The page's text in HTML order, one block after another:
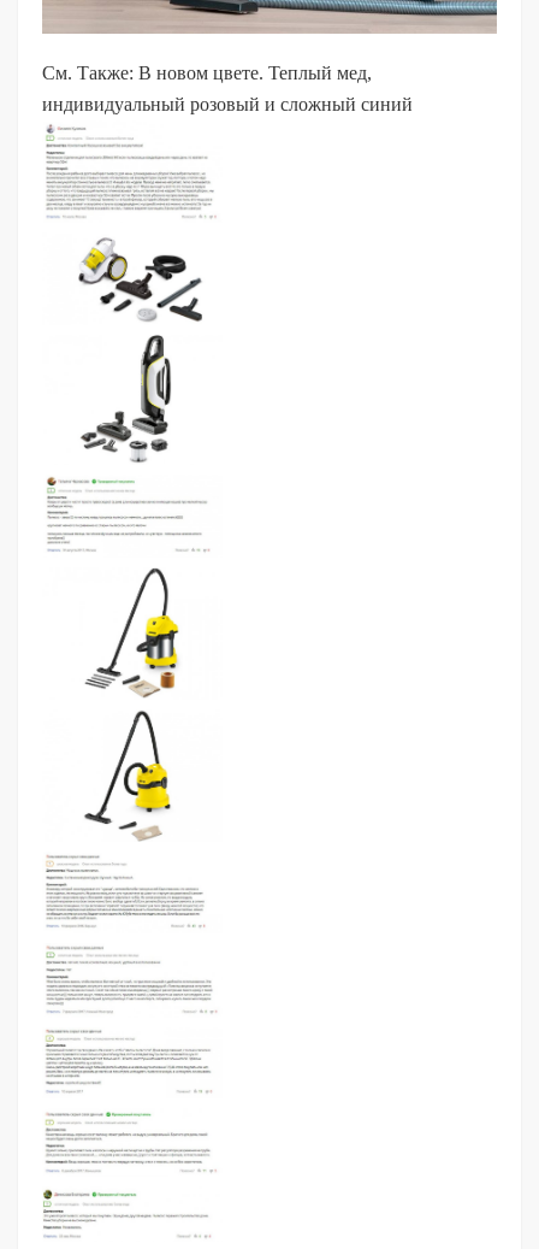
См. Также: В новом цвете. Теплый мед,
индивидуальный розовый и сложный синий